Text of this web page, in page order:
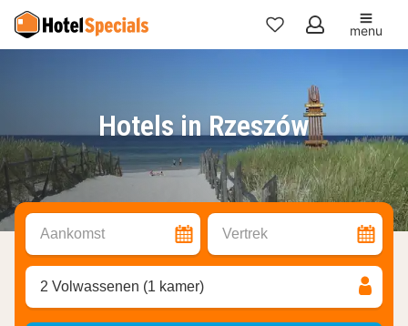
Mijn
menu
Hotels in Rzeszów
Aankomst Vertrek
2 Volwassenen (1 kamer)